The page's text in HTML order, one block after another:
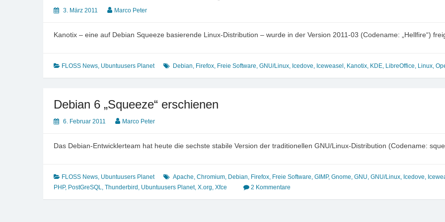
3. März 2011 Marco Peter
Kanotix – eine auf Debian Squeeze basierende Linux-Distribution – wurde in der Version 2011-03 (Codename: „Hellfire“)
FLOSS News, Ubuntuusers Planet Debian, Firefox, Freie Software, GNU/Linux, Icedove, Iceweasel , Kanotix, KDE, LibreOffice, Linux,
Debian 6 „Squeeze“ erschienen
6. Februar 2011 Marco Peter
Das Debian-Entwicklerteam hat heute die sechste stabile Version der traditionellen GNU/Linux-Distribution (Codename:
FLOSS News, Ubuntuusers Planet Apache, Chromium, Debian, Firefox, Freie Software, GIMP, Gnome, GNU, GNU/Linux, Icedove,
PHP, PostGreSQL, Thunderbird , Ubuntuusers Planet, X.org, Xfce 2 Kommentare